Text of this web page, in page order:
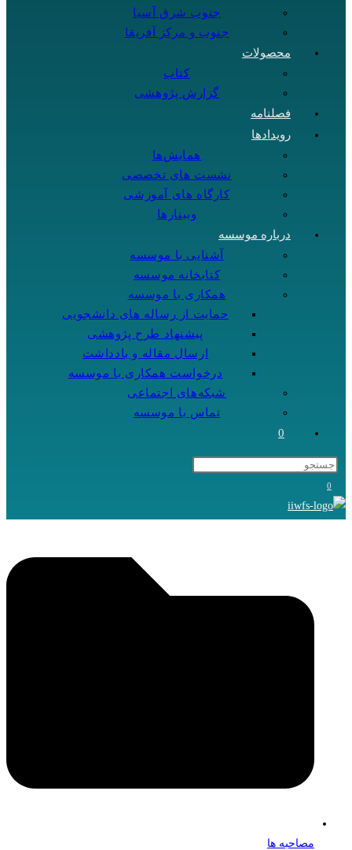
جنوب شرق آسیا
جنوب و مرکز آفریقا
محصولات
کتاب
گزارش پژوهشی
فصلنامه
رویدادها
همایش‌ها
نشست های تخصصی
کارگاه های آموزشی
وبینارها
درباره موسسه
آشنایی با موسسه
کتابخانه موسسه
همکاری با موسسه
حمایت از رساله های دانشجویی
پیشنهاد طرح پژوهشی
ارسال مقاله و یادداشت
درخواست همکاری با موسسه
شبکه‌های اجتماعی
تماس با موسسه
0
0
مصاحبه ها